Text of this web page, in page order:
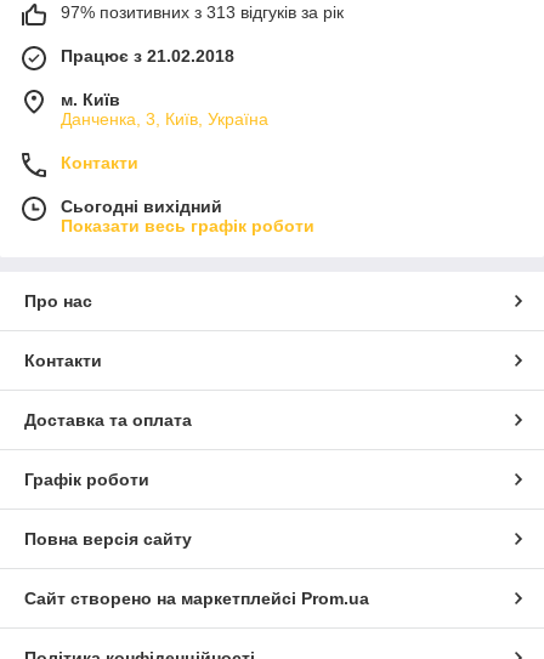
97% позитивних з 313 відгуків за рік
Працює з 21.02.2018
м. Київ
Данченка, 3, Київ, Україна
Контакти
Сьогодні вихідний
Показати весь графік роботи
Про нас
Контакти
Доставка та оплата
Графік роботи
Повна версія сайту
Сайт створено на маркетплейсі Prom.ua